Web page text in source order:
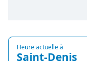
Heure actuelle à
Saint-Denis